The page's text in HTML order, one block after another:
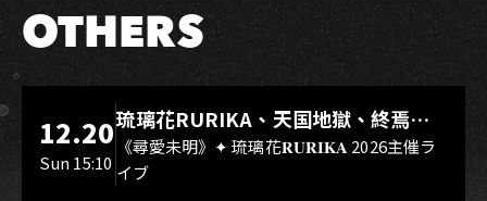
OTHERS
LIVE WAREHOUSE 小庫
12.20
Sun 15:10
琉璃花RURIKA、天国地獄、終焉
Rebirth、DUALIA、無我夢中、花奏
スマイル（O.A.）
《尋愛未明》✦ 琉璃花𝐑𝐔𝐑𝐈𝐊𝐀 2026主催ラ
イブ